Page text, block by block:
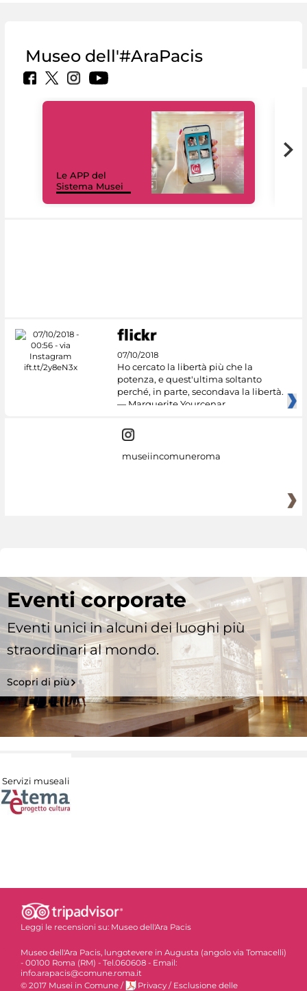
Museo dell'#AraPacis
Le APP del
Sistema Musei
07/10/2018
Ho cercato la libertà più che la
potenza, e quest'ultima soltanto
perché, in parte, secondava la libertà.
— Marguerite Yourcenar
museiincomuneroma
Eventi corporate
Eventi unici in alcuni dei luoghi più
straordinari al mondo.
Scopri di più
Servizi museali
Leggi le recensioni su: Museo dell'Ara Pacis
Museo dell'Ara Pacis, lungotevere in Augusta (angolo via Tomacelli)
- 00100 Roma (RM) - Tel.060608 - Email:
info.arapacis@comune.roma.it
© 2017 Musei in Comune / Privacy / Esclusione delle